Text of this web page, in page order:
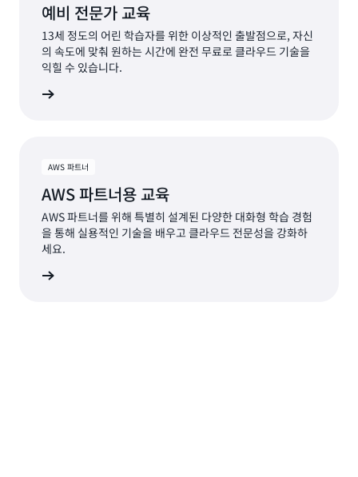
예비 전문가 교육
13세 정도의 어린 학습자를 위한 이상적인 출발점으로, 자신
의 속도에 맞춰 원하는 시간에 완전 무료로 클라우드 기술을
익힐 수 있습니다.
AWS 파트너
AWS 파트너용 교육
AWS 파트너를 위해 특별히 설계된 다양한 대화형 학습 경험
을 통해 실용적인 기술을 배우고 클라우드 전문성을 강화하
세요.